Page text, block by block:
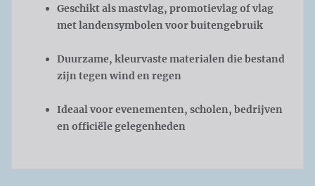
Geschikt als mastvlag, promotievlag of vlag
met landensymbolen voor buitengebruik
Duurzame, kleurvaste materialen die bestand
zijn tegen wind en regen
Ideaal voor evenementen, scholen, bedrijven
en officiële gelegenheden